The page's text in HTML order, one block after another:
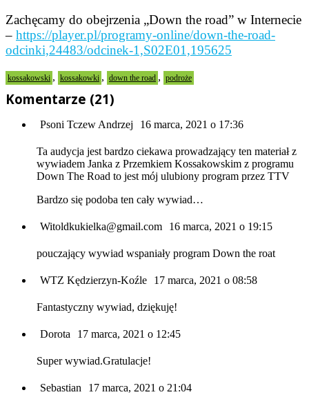
Zachęcamy do obejrzenia „Down the road” w Internecie
– https://player.pl/programy-online/down-the-road-
odcinki,24483/odcinek-1,S02E01,195625
kossakowski , kossakowki , down the road , podroże
Komentarze (21)
Psoni Tczew Andrzej 16 marca, 2021 o 17:36
Ta audycja jest bardzo ciekawa prowadzający ten materiał z
wywiadem Janka z Przemkiem Kossakowskim z programu
Down The Road to jest mój ulubiony program przez TTV
Bardzo się podoba ten cały wywiad…
Witoldkukielka@gmail.com 16 marca, 2021 o 19:15
pouczający wywiad wspaniały program Down the roat
WTZ Kędzierzyn-Koźle 17 marca, 2021 o 08:58
Fantastyczny wywiad, dziękuję!
Dorota 17 marca, 2021 o 12:45
Super wywiad.Gratulacje!
Sebastian 17 marca, 2021 o 21:04